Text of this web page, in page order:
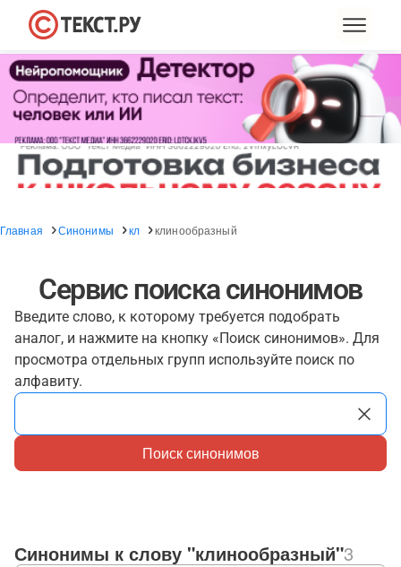
Главная Синонимы кл клинообразный
Сервис поиска синонимов
Введите слово, к которому требуется подобрать
аналог, и нажмите на кнопку «Поиск синонимов». Для
просмотра отдельных групп используйте поиск по
алфавиту.
Поиск синонимов
Синонимы к слову "клинообразный"3